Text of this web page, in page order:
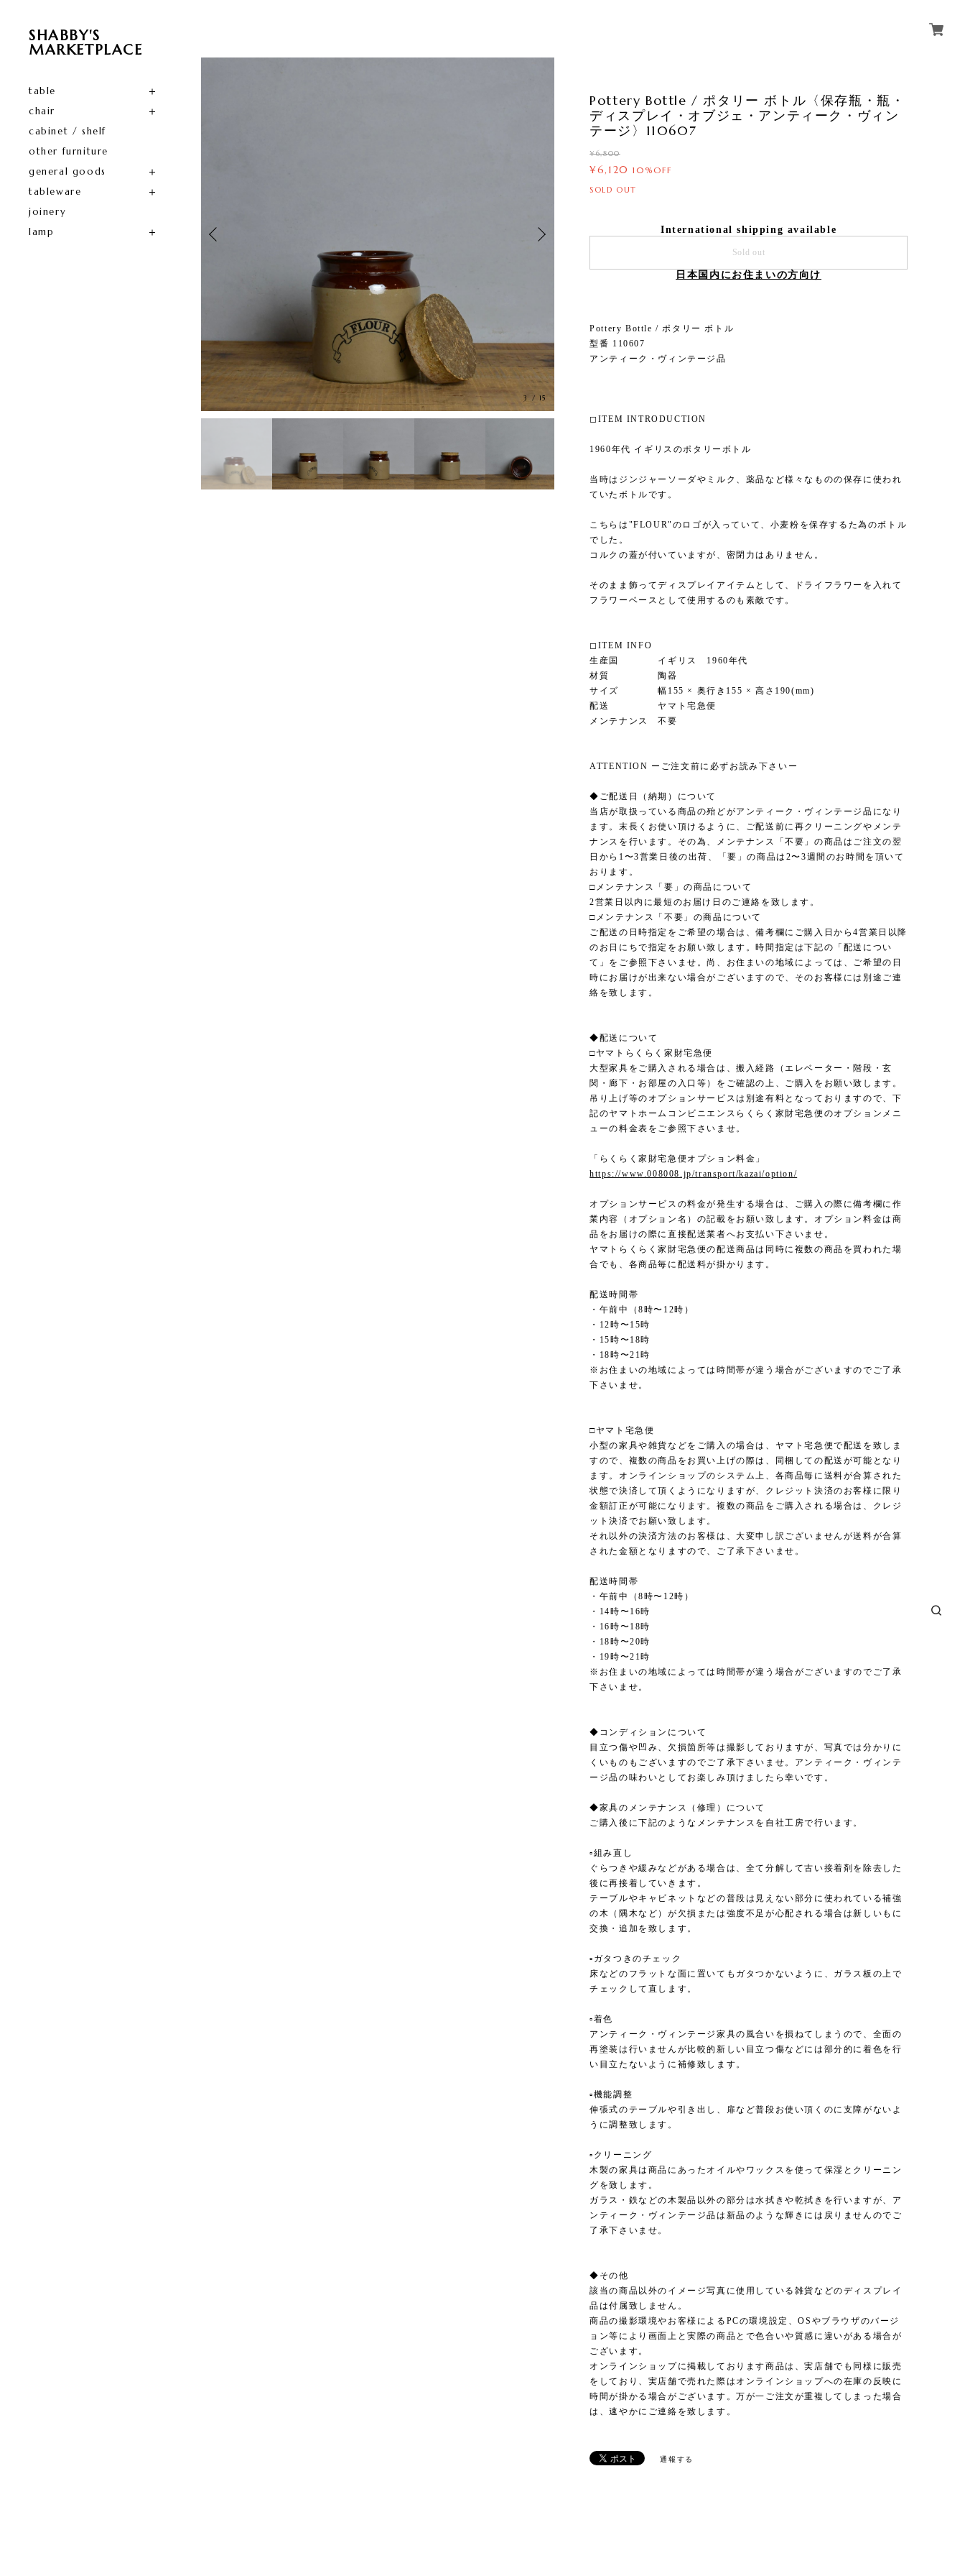
SHABBY'S
MARKETPLACE
table
chair
cabinet / shelf
other furniture
general goods
tableware
joinery
lamp
3/ 15
Pottery Bottle / ポタリー ボトル〈保存瓶・瓶・
ディスプレイ・オブジェ・アンティーク・ヴィン
テージ〉110607
¥6,800
¥6,120 10%OFF
SOLD OUT
International shipping available
Sold out
日本国内にお住まいの方向け
Pottery Bottle / ポタリー ボトル
型番 110607
アンティーク・ヴィンテージ品
◻︎ITEM INTRODUCTION
1960年代 イギリスのポタリーボトル
当時はジンジャーソーダやミルク、薬品など様々なものの保存に使われ
ていたボトルです。
こちらは"FLOUR"のロゴが入っていて、小麦粉を保存するた為のボトル
でした。
コルクの蓋が付いていますが、密閉力はありません。
そのまま飾ってディスプレイアイテムとして、ドライフラワーを入れて
フラワーベースとして使用するのも素敵です。
◻︎ITEM INFO
生産国 イギリス 1960年代
材質 陶器
サイズ 幅155 × 奥行き155 × 高さ190(mm)
配送 ヤマト宅急便
メンテナンス 不要
ATTENTION ーご注文前に必ずお読み下さいー
◆ご配送日（納期）について
当店が取扱っている商品の殆どがアンティーク・ヴィンテージ品になり
ます。末長くお使い頂けるように、ご配送前に再クリーニングやメンテ
ナンスを行います。その為、メンテナンス「不要」の商品はご注文の翌
日から1〜3営業日後の出荷、「要」の商品は2〜3週間のお時間を頂いて
おります。
□メンテナンス「要」の商品について
2営業日以内に最短のお届け日のご連絡を致します。
□メンテナンス「不要」の商品について
ご配送の日時指定をご希望の場合は、備考欄にご購入日から4営業日以降
のお日にちで指定をお願い致します。時間指定は下記の「配送につい
て」をご参照下さいませ。尚、お住まいの地域によっては、ご希望の日
時にお届けが出来ない場合がございますので、そのお客様には別途ご連
絡を致します。
◆配送について
□ヤマトらくらく家財宅急便
大型家具をご購入される場合は、搬入経路（エレベーター・階段・玄
関・廊下・お部屋の入口等）をご確認の上、ご購入をお願い致します。
吊り上げ等のオプションサービスは別途有料となっておりますので、下
記のヤマトホームコンビニエンスらくらく家財宅急便のオプションメニ
ューの料金表をご参照下さいませ。
「らくらく家財宅急便オプション料金」
https://www.008008.jp/transport/kazai/option/
オプションサービスの料金が発生する場合は、ご購入の際に備考欄に作
業内容（オプション名）の記載をお願い致します。オプション料金は商
品をお届けの際に直接配送業者へお支払い下さいませ。
ヤマトらくらく家財宅急便の配送商品は同時に複数の商品を買われた場
合でも、各商品毎に配送料が掛かります。
配送時間帯
・午前中（8時〜12時）
・12時〜15時
・15時〜18時
・18時〜21時
※お住まいの地域によっては時間帯が違う場合がございますのでご了承
下さいませ。
□ヤマト宅急便
小型の家具や雑貨などをご購入の場合は、ヤマト宅急便で配送を致しま
すので、複数の商品をお買い上げの際は、同梱しての配送が可能となり
ます。オンラインショップのシステム上、各商品毎に送料が合算された
状態で決済して頂くようになりますが、クレジット決済のお客様に限り
金額訂正が可能になります。複数の商品をご購入される場合は、クレジ
ット決済でお願い致します。
それ以外の決済方法のお客様は、大変申し訳ございませんが送料が合算
された金額となりますので、ご了承下さいませ。
配送時間帯
・午前中（8時〜12時）
・14時〜16時
・16時〜18時
・18時〜20時
・19時〜21時
※お住まいの地域によっては時間帯が違う場合がございますのでご了承
下さいませ。
◆コンディションについて
目立つ傷や凹み、欠損箇所等は撮影しておりますが、写真では分かりに
くいものもございますのでご了承下さいませ。アンティーク・ヴィンテ
ージ品の味わいとしてお楽しみ頂けましたら幸いです。
◆家具のメンテナンス（修理）について
ご購入後に下記のようなメンテナンスを自社工房で行います。
▫︎組み直し
ぐらつきや緩みなどがある場合は、全て分解して古い接着剤を除去した
後に再接着していきます。
テーブルやキャビネットなどの普段は見えない部分に使われている補強
の木（隅木など）が欠損または強度不足が心配される場合は新しいもに
交換・追加を致します。
▫︎ガタつきのチェック
床などのフラットな面に置いてもガタつかないように、ガラス板の上で
チェックして直します。
▫︎着色
アンティーク・ヴィンテージ家具の風合いを損ねてしまうので、全面の
再塗装は行いませんが比較的新しい目立つ傷などには部分的に着色を行
い目立たないように補修致します。
▫︎機能調整
伸張式のテーブルや引き出し、扉など普段お使い頂くのに支障がないよ
うに調整致します。
▫︎クリーニング
木製の家具は商品にあったオイルやワックスを使って保湿とクリーニン
グを致します。
ガラス・鉄などの木製品以外の部分は水拭きや乾拭きを行いますが、ア
ンティーク・ヴィンテージ品は新品のような輝きには戻りませんのでご
了承下さいませ。
◆その他
該当の商品以外のイメージ写真に使用している雑貨などのディスプレイ
品は付属致しません。
商品の撮影環境やお客様によるPCの環境設定、OSやブラウザのバージ
ョン等により画面上と実際の商品とで色合いや質感に違いがある場合が
ございます。
オンラインショップに掲載しております商品は、実店舗でも同様に販売
をしており、実店舗で売れた際はオンラインショップへの在庫の反映に
時間が掛かる場合がございます。万が一ご注文が重複してしまった場合
は、速やかにご連絡を致します。
通報する